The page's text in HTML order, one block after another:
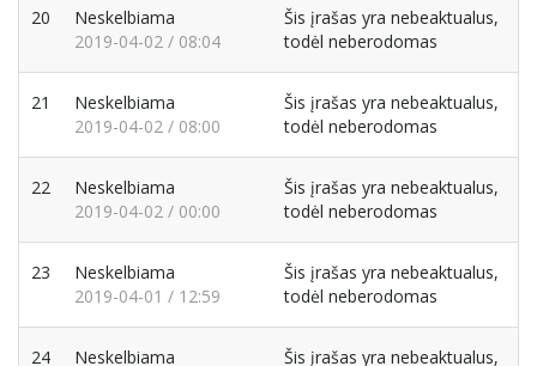
20
Neskelbiama
2019-04-02 / 08:04
Šis įrašas yra nebeaktualus,
todėl neberodomas
21
Neskelbiama
2019-04-02 / 08:00
Šis įrašas yra nebeaktualus,
todėl neberodomas
22
Neskelbiama
2019-04-02 / 00:00
Šis įrašas yra nebeaktualus,
todėl neberodomas
23
Neskelbiama
2019-04-01 / 12:59
Šis įrašas yra nebeaktualus,
todėl neberodomas
24
Neskelbiama
Šis įrašas yra nebeaktualus,